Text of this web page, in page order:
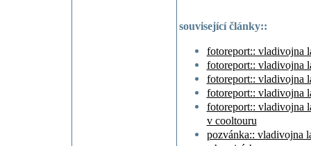
související články::
fotoreport:: vladivojna
fotoreport:: vladivojna
fotoreport:: vladivojna
fotoreport:: vladivojna
fotoreport:: vladivojna
v cooltouru
pozvánka:: vladivojna